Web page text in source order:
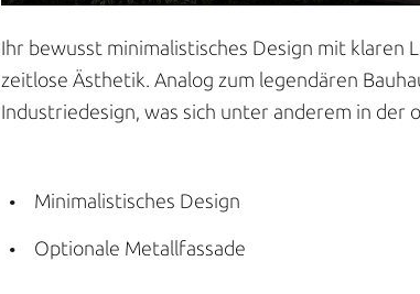
Ihr bewusst minimalistisches Design mit klaren
zeitlose Ästhetik. Analog zum legendären
Industriedesign, was sich unter anderem in der
Minimalistisches Design
Optionale Metallfassade